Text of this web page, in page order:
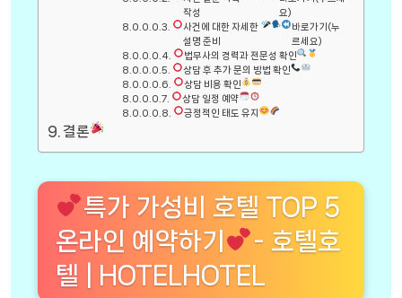
작성
요)
사건에 대한 자세한
설명 준비
바로가기(누
르세요)
법무사의 경력과 전문성 확인
상담 후 추가 문의 방법 확인
상담 비용 확인
상담 일정 예약
긍정적인 태도 유지
결론
특가 가성비 호텔 TOP 5
온라인 예약하기
- 호텔호
텔 | HOTELHOTEL